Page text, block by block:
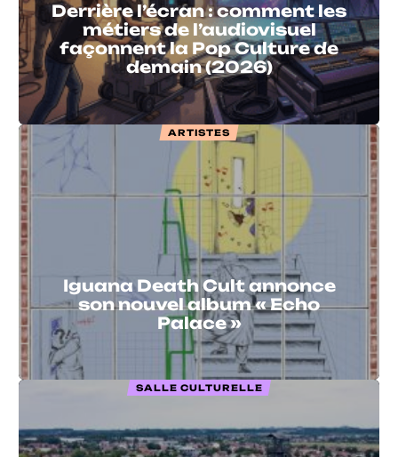
Derrière l’écran : comment les
métiers de l’audiovisuel
façonnent la Pop Culture de
demain (2026)
ARTISTES
Iguana Death Cult annonce
son nouvel album « Echo
Palace »
SALLE CULTURELLE